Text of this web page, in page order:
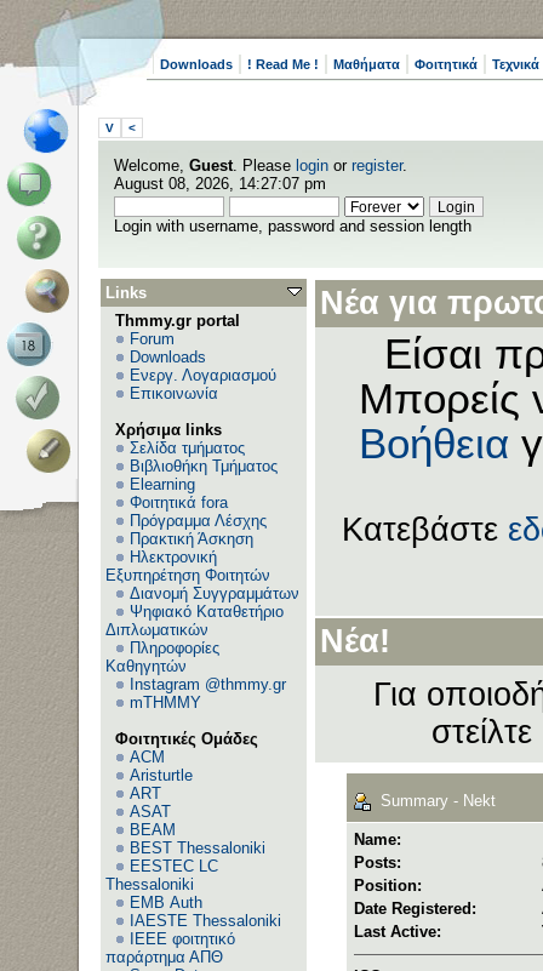
Downloads ! Read Me ! Μαθήματα Φοιτητικά
V <
Welcome, Guest. Please login or register.
August 08, 2026, 14:27:07 pm
Login with username, password and session length
Links
Thmmy.gr portal
Forum
Downloads
Ενεργ. Λογαριασμού
Επικοινωνία
Χρήσιμα links
Σελίδα τμήματος
Βιβλιοθήκη Τμήματος
Elearning
Φοιτητικά fora
Πρόγραμμα Λέσχης
Πρακτική Άσκηση
Ηλεκτρονική
Εξυπηρέτηση Φοιτητών
Διανομή Συγγραμμάτων
Ψηφιακό Καταθετήριο
Διπλωματικών
Πληροφορίες
Καθηγητών
Instagram @thmmy.gr
mTHMMY
Φοιτητικές Ομάδες
ACM
Aristurtle
ART
ASAT
BEAM
BEST Thessaloniki
EESTEC LC
Thessaloniki
EΜΒ Auth
IAESTE Thessaloniki
IEEE φοιτητικό
παράρτημα ΑΠΘ
Νέα για
Είσαι
Μπορείς
Βοήθεια
Κατεβάστε
Νέα!
Για
Summary - Nekt
Name:
Posts:
Position:
Date Registered:
Last Active: